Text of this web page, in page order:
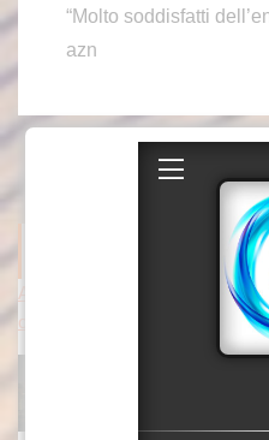
“Molto soddisfatti
azn
ITALPRESS NEWS
Attacchi russi nella notte vicino
o
KIEV
tre persone